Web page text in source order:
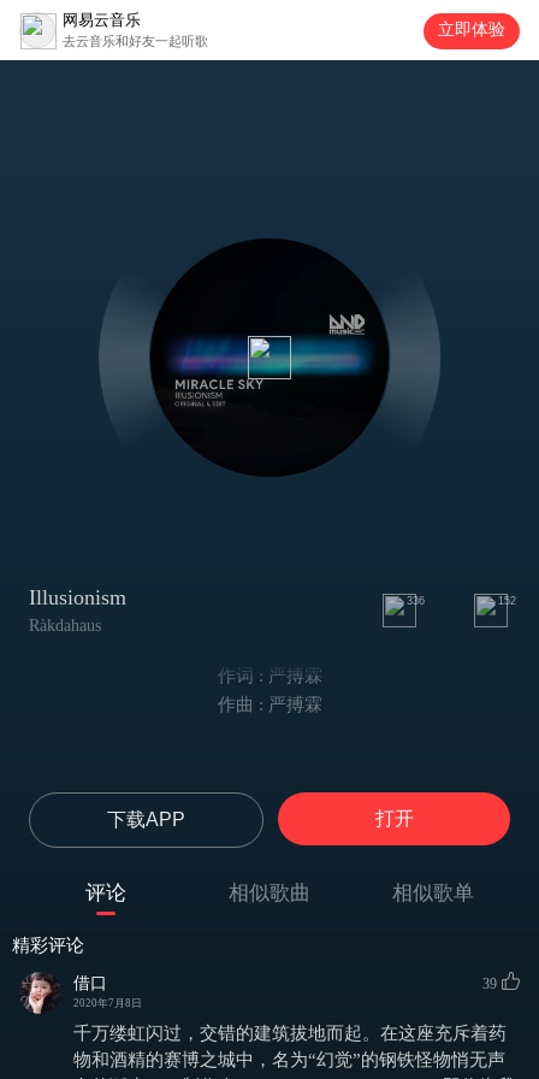
网易云音乐
去云音乐和好友一起听歌
立即体验
Illusionism
Ràkdahaus
336 152
作词 : 严搏霖
作曲 : 严搏霖
下载APP 打开
评论 相似歌曲 相似歌单
精彩评论
借口
2020年7月8日
39
千万缕虹闪过，交错的建筑拔地而起。在这座充斥着药
物和酒精的赛博之城中，名为“幻觉”的钢铁怪物悄无声